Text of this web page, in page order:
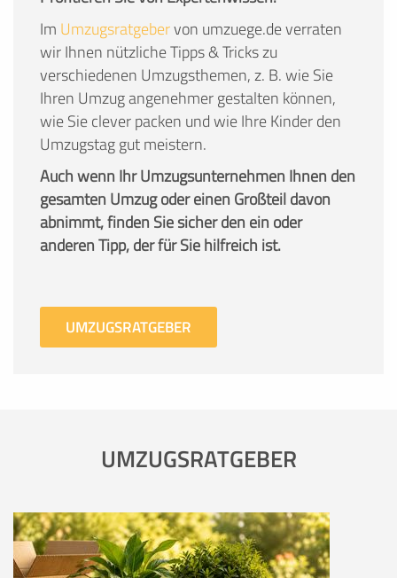
Im Umzugsratgebervon umzuege.de verraten
wir Ihnen nützliche Tipps & Tricks zu
verschiedenen Umzugsthemen, z. B. wie Sie
Ihren Umzug angenehmer gestalten können,
wie Sie clever packen und wie Ihre Kinder den
Umzugstag gut meistern.
Auch wenn Ihr Umzugsunternehmen Ihnen den
gesamten Umzug oder einen Großteil davon
abnimmt, finden Sie sicher den ein oder
anderen Tipp, der für Sie hilfreich ist.
UMZUGSRATGEBER
UMZUGSRATGEBER